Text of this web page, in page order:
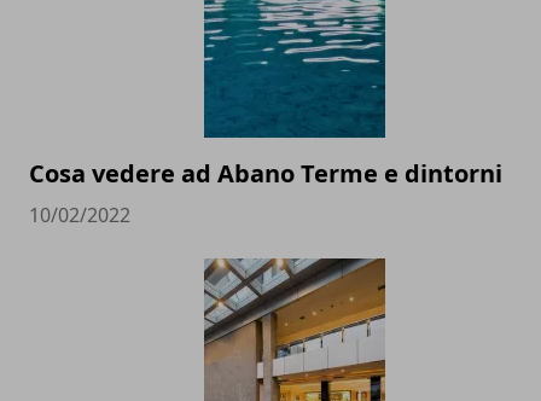
Cosa vedere ad Abano Terme e dintorni
10/02/2022